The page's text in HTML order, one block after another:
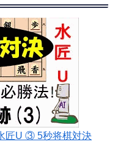
匠U ③ 5秒将棋対決